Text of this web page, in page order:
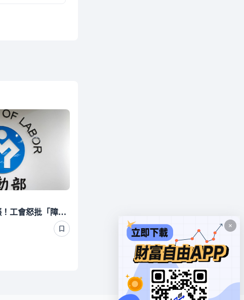
Uber Eats稱時薪大漲！工會怒批「障眼法」 勞動部晚間定調：確實違法